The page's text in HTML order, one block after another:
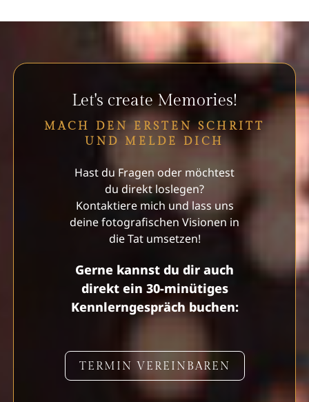
Let's create Memories!
MACH DEN ERSTEN SCHRITT
UND MELDE DICH
Hast du Fragen oder möchtest
du direkt loslegen?
Kontaktiere mich und lass uns
deine fotografischen Visionen in
die Tat umsetzen!
Gerne kannst du dir auch
direkt ein 30-minütiges
Kennlerngespräch buchen:
TERMIN VEREINBAREN